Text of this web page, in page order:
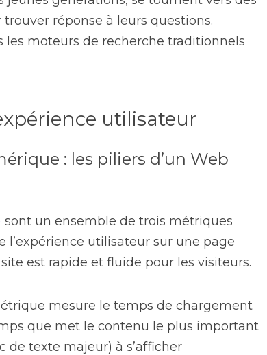
réponse à leurs questions.
moteurs de recherche traditionnels
utilisateur
: les piliers d’un Web
sont un ensemble de trois métriques
l’expérience utilisateur sur une page
est rapide et fluide pour les visiteurs.
mesure le temps de chargement
que met le contenu le plus important
texte majeur) à s’afficher